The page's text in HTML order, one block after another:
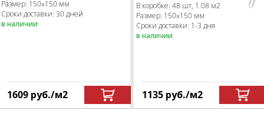
Размер: 150x150 мм
Сроки доставки: 30 дней
в наличии
1609 руб./м2
В коробке: 48 шт, 1.08 м2
Размер: 150x150 мм
Сроки доставки: 1-3 дня
в наличии
1135 руб./м2